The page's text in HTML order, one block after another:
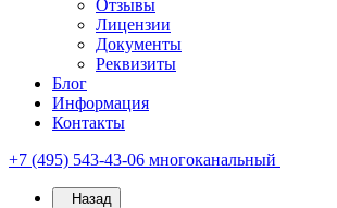
Отзывы
Лицензии
Документы
Реквизиты
Блог
Информация
Контакты
+7 (495) 543-43-06 многоканальный
Назад